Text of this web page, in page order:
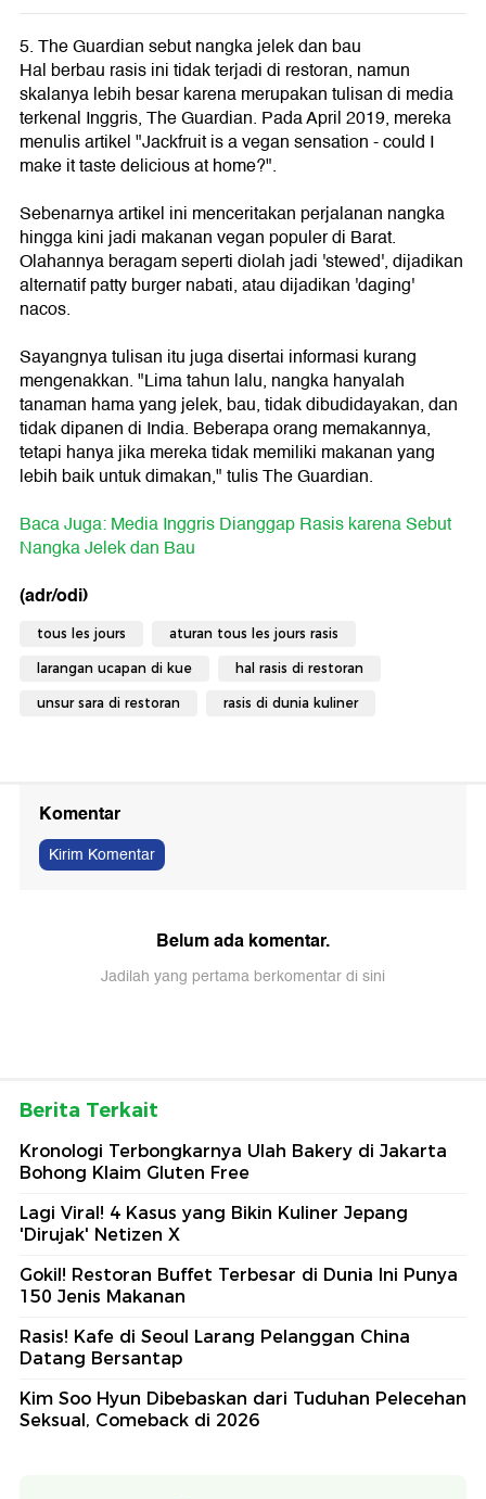
5. The Guardian sebut nangka jelek dan bau
Hal berbau rasis ini tidak terjadi di restoran, namun
skalanya lebih besar karena merupakan tulisan di media
terkenal Inggris, The Guardian. Pada April 2019, mereka
menulis artikel "Jackfruit is a vegan sensation - could I
make it taste delicious at home?".
Sebenarnya artikel ini menceritakan perjalanan nangka
hingga kini jadi makanan vegan populer di Barat.
Olahannya beragam seperti diolah jadi 'stewed', dijadikan
alternatif patty burger nabati, atau dijadikan 'daging'
nacos.
Sayangnya tulisan itu juga disertai informasi kurang
mengenakkan. "Lima tahun lalu, nangka hanyalah
tanaman hama yang jelek, bau, tidak dibudidayakan, dan
tidak dipanen di India. Beberapa orang memakannya,
tetapi hanya jika mereka tidak memiliki makanan yang
lebih baik untuk dimakan," tulis The Guardian.
Baca Juga: Media Inggris Dianggap Rasis karena Sebut
Nangka Jelek dan Bau
(adr/odi)
tous les jours aturan tous les jours rasis
larangan ucapan di kue hal rasis di restoran
unsur sara di restoran rasis di dunia kuliner
Komentar
Kirim Komentar
Belum ada komentar.
Jadilah yang pertama berkomentar di sini
Berita Terkait
Kronologi Terbongkarnya Ulah Bakery di Jakarta
Bohong Klaim Gluten Free
Lagi Viral! 4 Kasus yang Bikin Kuliner Jepang
'Dirujak' Netizen X
Gokil! Restoran Buffet Terbesar di Dunia Ini Punya
150 Jenis Makanan
Rasis! Kafe di Seoul Larang Pelanggan China
Datang Bersantap
Kim Soo Hyun Dibebaskan dari Tuduhan Pelecehan
Seksual, Comeback di 2026